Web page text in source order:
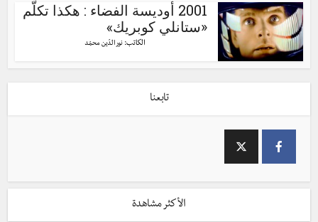
2001 أوديسة الفضاء : هكذا تكلّم
«ستانلي كوبريك»
الكاتب:نور الدّين محمّد
تابعنا
الأكثر مشاهدة